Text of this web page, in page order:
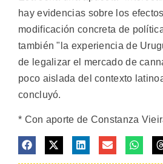
hay evidencias sobre los
modificación concreta de
también "la experiencia de
de legalizar el mercado de
poco aislada del contexto
concluyó.
* Con aporte de Constanza